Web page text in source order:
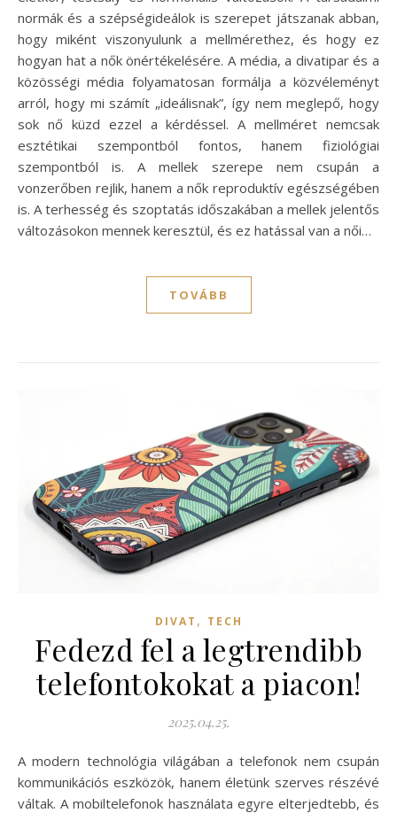
normák és a szépségideálok is szerepet játszanak abban,
hogy miként viszonyulunk a mellmérethez, és hogy ez
hogyan hat a nők önértékelésére. A média, a divatipar és a
közösségi média folyamatosan formálja a közvéleményt
arról, hogy mi számít „ideálisnak”, így nem meglepő, hogy
sok nő küzd ezzel a kérdéssel. A mellméret nemcsak
esztétikai szempontból fontos, hanem fiziológiai
szempontból is. A mellek szerepe nem csupán a
vonzerőben rejlik, hanem a nők reproduktív egészségében
is. A terhesség és szoptatás időszakában a mellek jelentős
változásokon mennek keresztül, és ez hatással van a női…
TOVÁBB
DIVAT , TECH
Fedezd fel a legtrendibb
telefontokokat a piacon!
2025.04.25.
A modern technológia világában a telefonok nem csupán
kommunikációs eszközök, hanem életünk szerves részévé
váltak. A mobiltelefonok használata egyre elterjedtebb, és